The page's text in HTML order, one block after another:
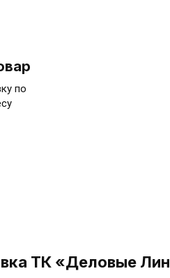
по
ТК «Деловые